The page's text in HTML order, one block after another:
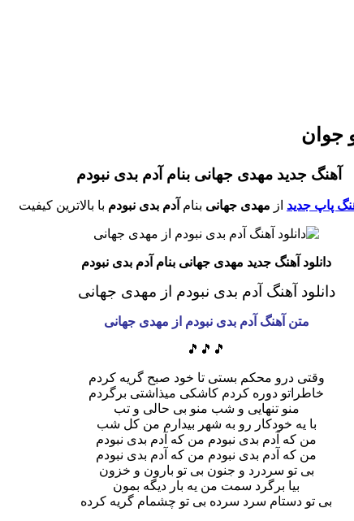
جوان
آهنگ جدید مهدی جهانی بنام آدم بدی نبودم
پاپ جدید از مهدی جهانی بنام آدم بدی نبودم با بالاترین کیفیت
دانلود آهنگ جدید مهدی جهانی بنام آدم بدی نبودم
دانلود آهنگ آدم بدی نبودم از مهدی جهانی
متن آهنگ آدم بدی نبودم از مهدی جهانی
🎵🎵🎵
وقتی درو محکم بستی تا خود صبح گریه کردم
خاطراتو دوره کردم کاشکی میذاشتی برگردم
منو تنهایی و شب منو بی حالی و تب
با یه خودکار رو به شهر بیدارم من کل شب
من که آدم بدی نبودم من که آدم بدی نبودم
من که آدم بدی نبودم من که آدم بدی نبودم
بی تو سردرد و جنون بی تو بارون و خزون
بیا برگرد سمت من یه بار دیگه بمون
بی تو دستام سرد سرده بی تو چشمام گریه کرده